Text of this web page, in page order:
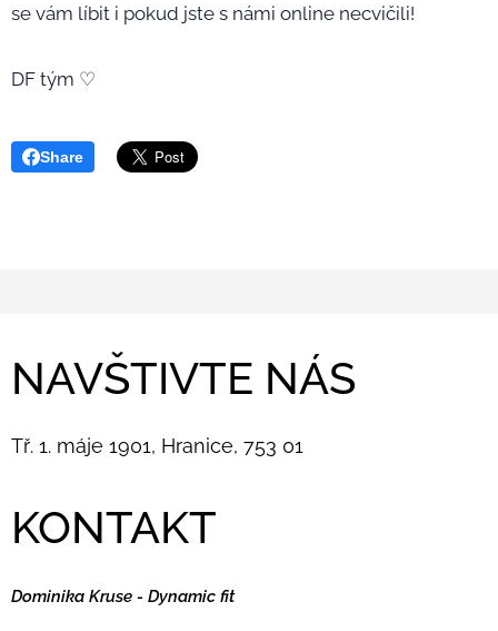
se vám líbit i pokud jste s námi online necvičili!🤩
DF tým ♡
Share
NAVŠTIVTE NÁS
Tř. 1. máje 1901, Hranice, 753 01
KONTAKT
Dominika Kruse - Dynamic fit